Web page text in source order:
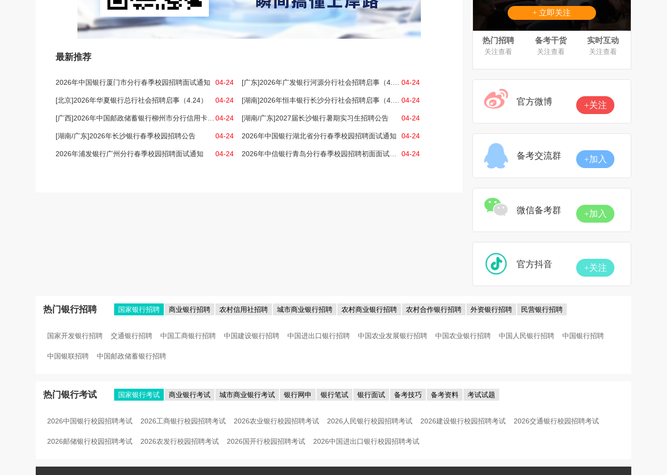
最新推荐
04-24
2026年中国银行厦门市分行春季校园招聘面试通知 04-24
[广东]2026年广发银行河源分行社会招聘启事（4.24）
04-24
[北京]2026年华夏银行总行社会招聘启事（4.24） 04-24
[湖南]2026年恒丰银行长沙分行社会招聘启事（4.24）
04-24
[广西]2026年中国邮政储蓄银行柳州市分行信用卡销售人员社会招聘 04-24
[湖南/广东]2027届长沙银行暑期实习生招聘公告
04-24
[湖南/广东]2026年长沙银行春季校园招聘公告 04-24
2026年中国银行湖北省分行春季校园招聘面试通知
04-24
2026年浦发银行广州分行春季校园招聘面试通知 04-24
2026年中信银行青岛分行春季校园招聘初面面试通知
+ 立即关注
热门招聘
关注查看
备考干货
关注查看
实时互动
关注查看
官方微博 +关注
备考交流群 +加入
微信备考群 +加入
官方抖音 +关注
热门银行招聘 国家银行招聘 商业银行招聘 农村信用社招聘 城市商业银行招聘 农村商业银行招聘 农村合作银行招聘 外资银行招聘 民营银行招聘
国家开发银行招聘 交通银行招聘 中国工商银行招聘 中国建设银行招聘 中国进出口银行招聘 中国农业发展银行招聘 中国农业银行招聘 中国人民银行招聘 中国银行招聘
中国银联招聘 中国邮政储蓄银行招聘
热门银行考试 国家银行考试 商业银行考试 城市商业银行考试 银行网申 银行笔试 银行面试 备考技巧 备考资料 考试试题
2026中国银行校园招聘考试 2026工商银行校园招聘考试 2026农业银行校园招聘考试 2026人民银行校园招聘考试 2026建设银行校园招聘考试 2026交通银行校园招聘考试
2026邮储银行校园招聘考试 2026农发行校园招聘考试 2026国开行校园招聘考试 2026中国进出口银行校园招聘考试